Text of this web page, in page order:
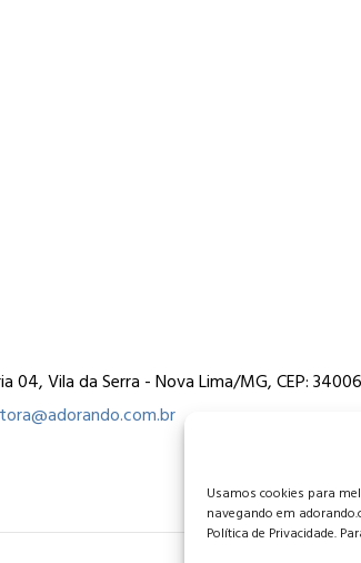
Usamos cookies para
navegando em
Política de Privacidade.
04, Vila da Serra - Nova Lima/MG, CEP: